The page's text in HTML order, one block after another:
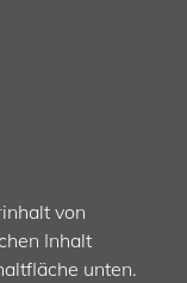
von
Inhalt
unten.